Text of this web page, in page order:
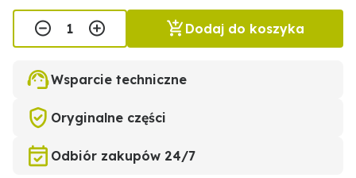
Dodaj do koszyka
Wsparcie techniczne
Oryginalne części
Odbiór zakupów 24/7